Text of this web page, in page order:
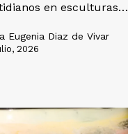
en esculturas…
Eugenia Diaz de Vivar
2026